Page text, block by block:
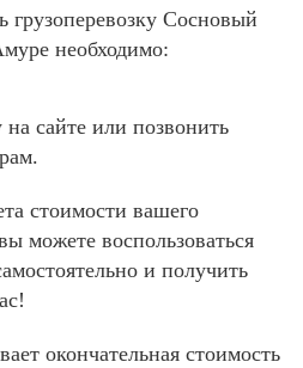
грузоперевозку Сосновый
необходимо:
на сайте или позвонить
стоимости вашего
можете воспользоваться
и получить
окончательная стоимость